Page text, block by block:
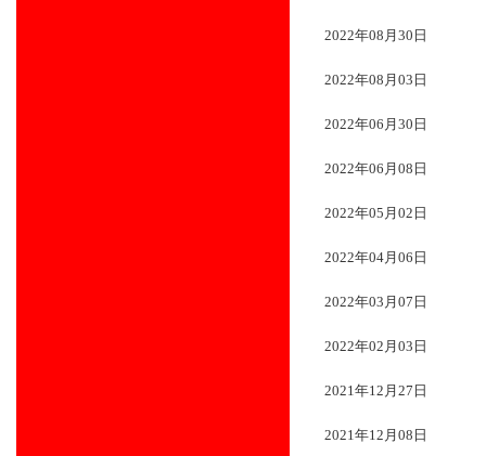
2022年08月30日
2022年08月03日
2022年06月30日
2022年06月08日
2022年05月02日
2022年04月06日
2022年03月07日
2022年02月03日
2021年12月27日
2021年12月08日